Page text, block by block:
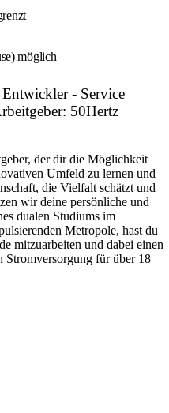
möglich
- Service
50Hertz
der dir die Möglichkeit
Umfeld zu lernen und
die Vielfalt schätzt und
wir deine persönliche und
dualen Studiums im
Metropole, hast du
mitzuarbeiten und dabei einen
Stromversorgung für über 18